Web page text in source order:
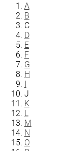
A
B
C
D
E
F
G
H
I
J
K
L
M
N
O